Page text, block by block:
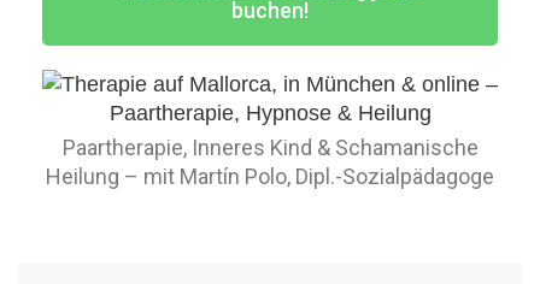
buchen!
Paartherapie, Inneres Kind & Schamanische
Heilung – mit Martín Polo, Dipl.-Sozialpädagoge